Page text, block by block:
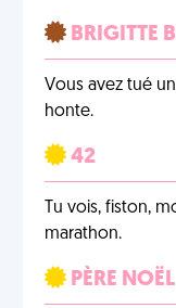
BRIGITTE
Vous avez tué
honte.
42
Tu vois, fiston,
marathon.
PÈRE NOËL